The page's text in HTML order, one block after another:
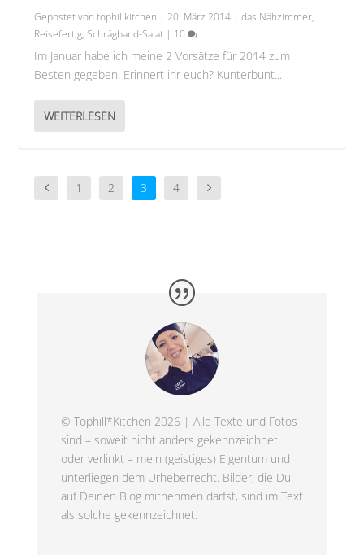
Gepostet vontophillkitchen |20. März 2014 |das Nähzimmer,
Reisefertig,Schrägband-Salat | 10
Im Januar habe ich meine 2 Vorsätze für 2014 zum
Besten gegeben. Erinnert ihr euch? Kunterbunt...
WEITERLESEN
1 2 3 4
© Tophill*Kitchen 2026 | Alle Texte und Fotos
sind – soweit nicht anders gekennzeichnet
oder verlinkt – mein (geistiges) Eigentum und
unterliegen dem Urheberrecht. Bilder, die Du
auf Deinen Blog mitnehmen darfst, sind im Text
als solche gekennzeichnet.